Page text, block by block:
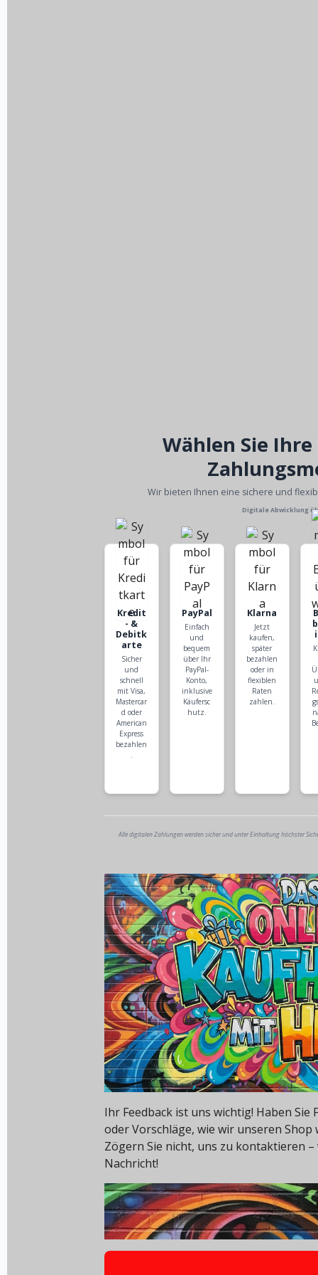
Wählen Sie
Wir bieten Ihnen eine sichere und
Digitale Abwicklung
Kredit
- &
Debitk
arte
Sicher
und
schnell
mit Visa,
Mastercar
d oder
American
Express
bezahlen
.
PayPal
Einfach
und
bequem
über Ihr
PayPal-
Konto,
inklusive
Käufersc
hutz.
Klarna
Jetzt
kaufen,
später
bezahlen
oder in
flexiblen
Raten
zahlen.
Alle digitalen Zahlungen werden sicher und unter Einhaltung höchster
Ihr Feedback ist uns wichtig! Haben
oder Vorschläge, wie wir unseren
Zögern Sie nicht, uns zu kontaktieren
Nachricht!